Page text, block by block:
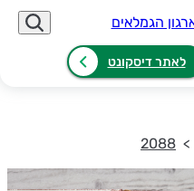
לאתר דיסקונט
2088